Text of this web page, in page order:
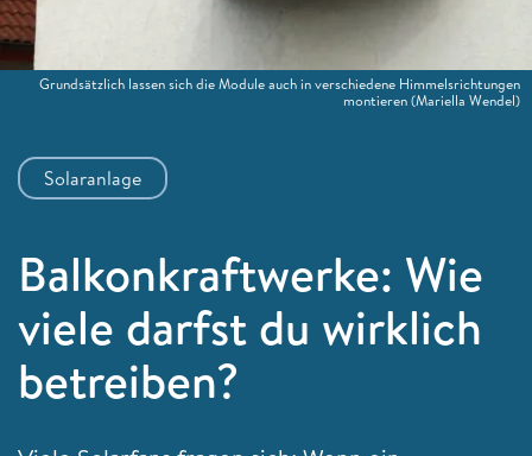
Solaranlage
Balkonkraftwerke: Wie
viele darfst du wirklich
betreiben?
Grundsätzlich lassen sich die Module auch in verschiedene Himmelsrichtungen
montieren(Mariella Wendel)